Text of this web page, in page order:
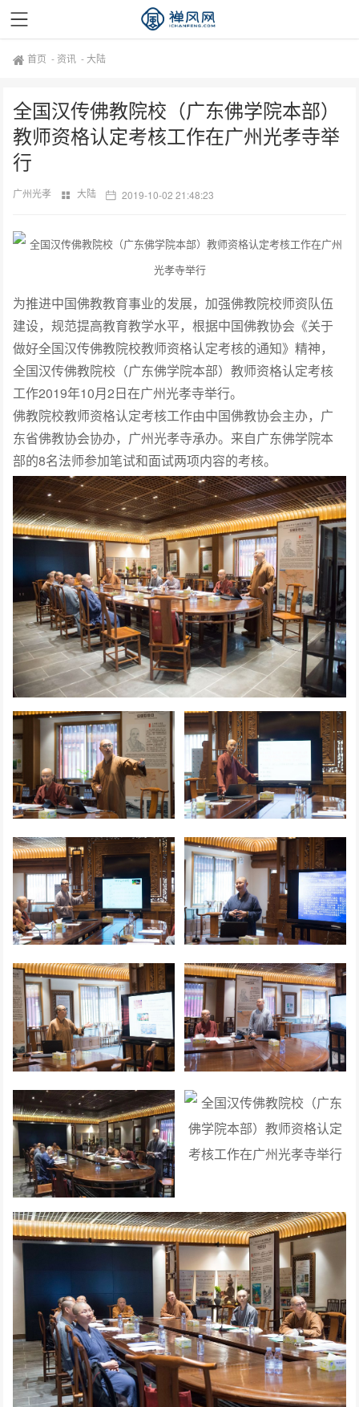
首页 - 资讯 -大陆
全国汉传佛教院校（广东佛学院本部）
教师资格认定考核工作在广州光孝寺举
行
广州光孝 大陆 2019-10-02 21:48:23
为推进中国佛教教育事业的发展，加强佛教院校师资队伍
建设，规范提高教育教学水平，根据中国佛教协会《关于
做好全国汉传佛教院校教师资格认定考核的通知》精神，
全国汉传佛教院校（广东佛学院本部）教师资格认定考核
工作2019年10月2日在广州光孝寺举行。
佛教院校教师资格认定考核工作由中国佛教协会主办，广
东省佛教协会协办，广州光孝寺承办。来自广东佛学院本
部的8名法师参加笔试和面试两项内容的考核。